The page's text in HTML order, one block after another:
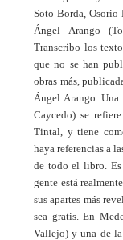
Soto Borda,
Ángel Arango
Transcribo los
que no se han
obras más,
Ángel Arango.
Caycedo) se
Tintal, y tiene
haya referencias a
de todo el libro.
gente está
sus apartes más
sea gratis. En
Vallejo) y una de